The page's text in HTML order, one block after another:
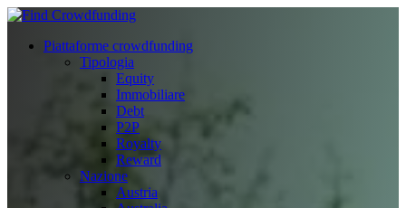
Piattaforme crowdfunding
Tipologia
Equity
Immobiliare
Debt
P2P
Royalty
Reward
Nazione
Austria